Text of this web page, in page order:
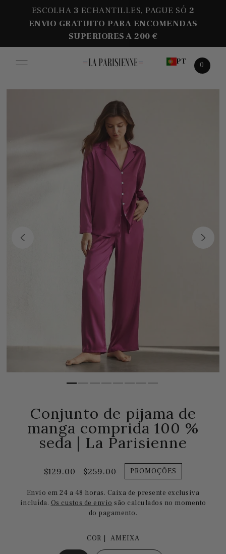
ESCOLHA 3 ECHANTILLES, PAGUE SÓ 2
ENVIO GRATUITO PARA ENCOMENDAS
SUPERIORES A 200 €
PT 0
Conjunto de pijama de
manga comprida 100 %
seda | La Parisienne
$129.00 $259.00 PROMOÇÕES
Envio em 24 a 48 horas. Caixa de presente exclusiva
incluída. Os custos de envio são calculados no momento
do pagamento.
COR | AMEIXA